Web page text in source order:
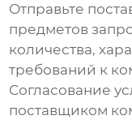
Отправьте
предметов
количества,
требований к
Согласование
поставщиком